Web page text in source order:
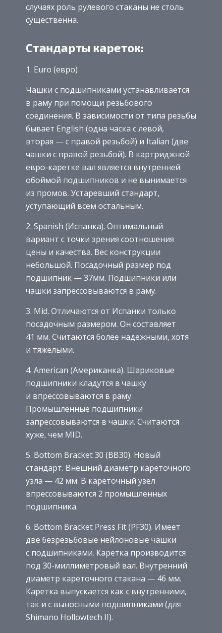
случаях роль рулевого стаканы не столь
существенна.
Стандарты кареток:
1. Euro (евро)
Чашки с подшипниками устанавливается
в раму при помощи резьбового
соединения. В зависимости от типа резьбы
бывает English (одна часка с левой,
вторая — с правой резьбой) и Italian (две
чашки с правой резьбой). В картриджной
евро-каретке вал является внутренней
обоймой подшипников и не вынимается
из промов. Устаревший стандарт,
уступающий всем остальным.
2. Spanish (Испанка). Оптимальный
вариант с точки зрения соотношения
цены и качества. Вес конструкции
небольшой. Посадочный размер под
подшипник — 37мм. Подшипники или
чашки запрессовываются в раму.
3. Mid. Отличаются от Испанки только
посадочным размером. Он составляет
41 мм. Считаются более надежными, хотя
и тяжелыми.
4. American (Американка). Шариковые
подшипники кладутся в чашку
и впрессовываются в раму.
Промышленные подшипники
запрессовываются в чашки. Считаются
хуже, чем MID.
5. Bottom Bracket 30 (BB30). Новый
стандарт. Внешний диаметр кареточного
узла — 42 мм. В кареточный узел
впрессовываются 2 промышленных
подшипника.
6. Bottom Bracket Press Fit (PF30). Имеет
две безрезьбовые нейлоновые чашки
с подшипниками. Каретка производится
под 30-миллиметровый вал. Внутренний
диаметр кареточного стакана — 46 мм.
Каретка выпускается как с внутренними,
так и с выносными подшипниками (для
Shimano Hollowtech II).